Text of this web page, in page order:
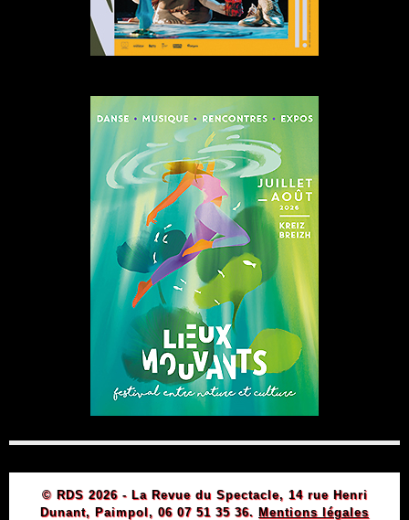
© RDS 2026 - La Revue du Spectacle, 14 rue Henri
Dunant, Paimpol, 06 07 51 35 36. Mentions légales